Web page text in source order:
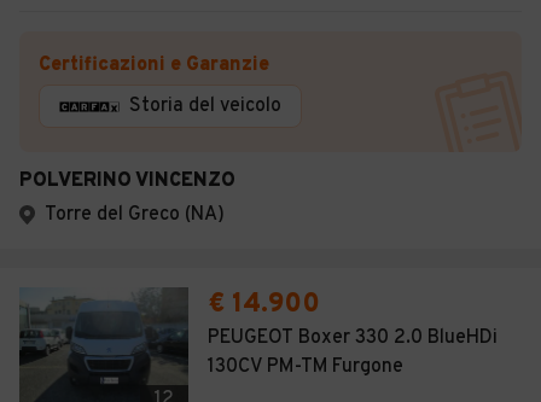
Certificazioni e Garanzie
Storia del veicolo
POLVERINO VINCENZO
Torre del Greco (NA)
€ 14.900
PEUGEOT Boxer 330 2.0 BlueHDi
130CV PM-TM Furgone